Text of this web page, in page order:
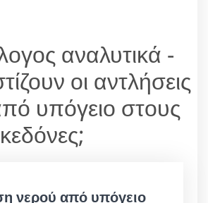
αναλυτικά -
οι αντλήσεις
υπόγειο στους
νερού από υπόγειο